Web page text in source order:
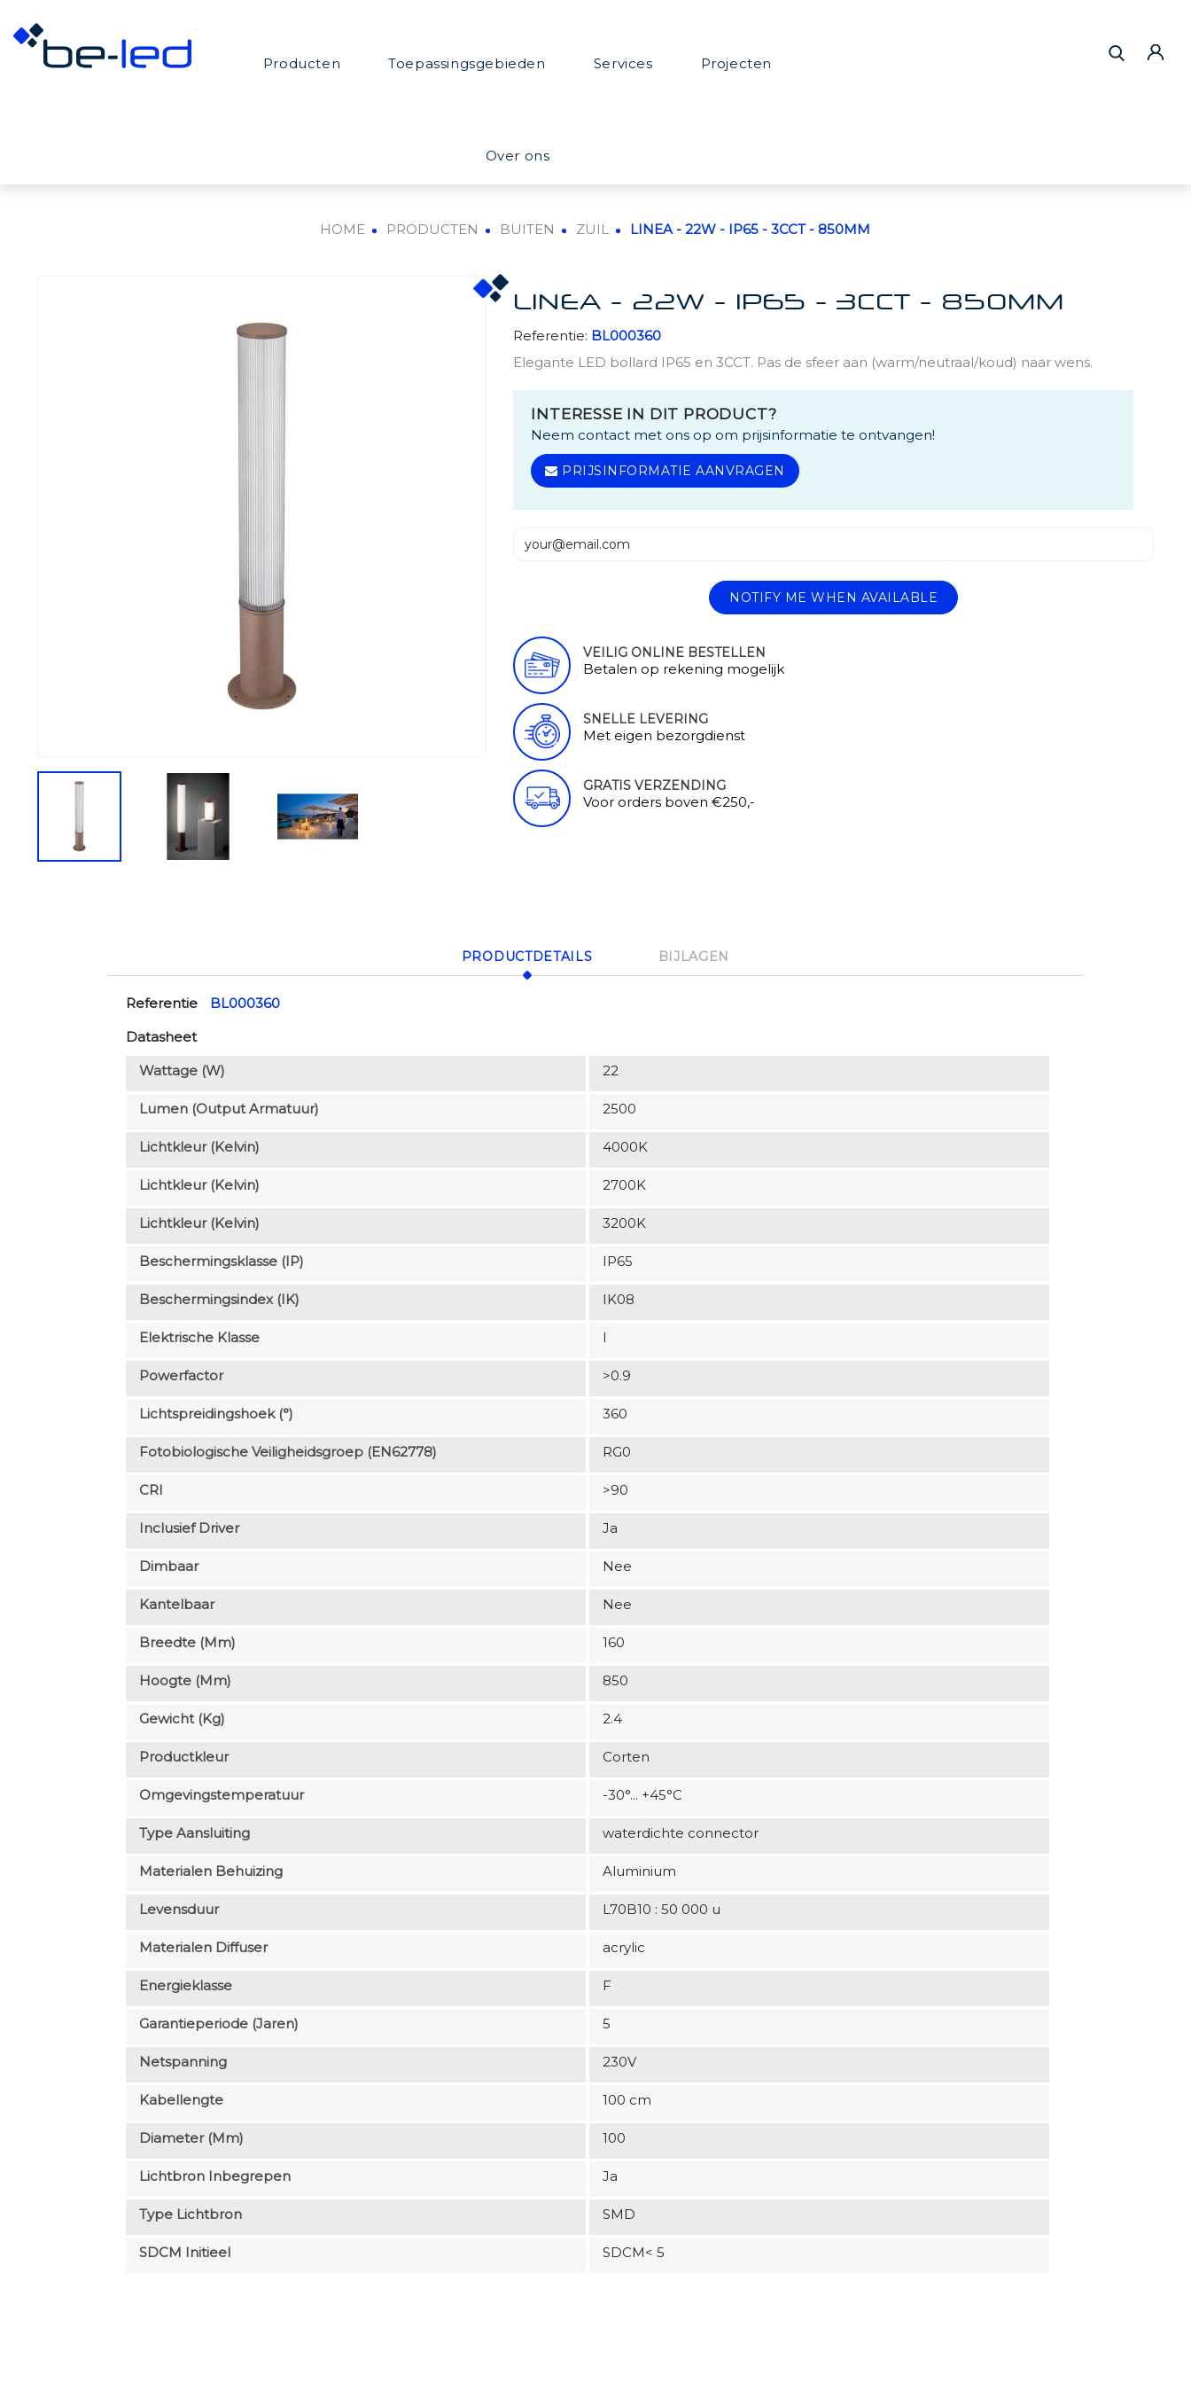
Producten Toepassingsgebieden Services Projecten
Over ons
HOME PRODUCTEN BUITEN ZUIL LINEA - 22W - IP65 - 3CCT - 850MM
LINEA - 22W - IP65 - 3CCT - 850MM
Referentie: BL000360
Elegante LED bollard IP65 en 3CCT. Pas de sfeer aan (warm/neutraal/koud) naar wens.
INTERESSE IN DIT PRODUCT?
Neem contact met ons op om prijsinformatie te ontvangen!
PRIJSINFORMATIE AANVRAGEN
NOTIFY ME WHEN AVAILABLE
VEILIG ONLINE BESTELLEN
Betalen op rekening mogelijk
SNELLE LEVERING
Met eigen bezorgdienst
GRATIS VERZENDING
Voor orders boven €250,-
PRODUCTDETAILS BIJLAGEN
Referentie
BL000360
Datasheet
Wattage (W)
22
Lumen (output Armatuur) 2500
Lichtkleur (Kelvin) 4000K
Lichtkleur (Kelvin) 2700K
Lichtkleur (Kelvin) 3200K
Beschermingsklasse (IP) IP65
Beschermingsindex (IK) IK08
Elektrische Klasse I
Powerfactor >0.9
Lichtspreidingshoek (°) 360
Fotobiologische Veiligheidsgroep (EN62778) RG0
CRI >90
Inclusief Driver Ja
Dimbaar Nee
Kantelbaar Nee
Breedte (mm) 160
Hoogte (mm) 850
Gewicht (kg) 2.4
Productkleur Corten
Omgevingstemperatuur -30°... +45°C
Type Aansluiting waterdichte connector
Materialen Behuizing Aluminium
Levensduur L70B10 : 50 000 u
Materialen Diffuser acrylic
Energieklasse F
Garantieperiode (jaren) 5
Netspanning 230V
Kabellengte 100 cm
Diameter (mm) 100
Lichtbron Inbegrepen Ja
Type Lichtbron SMD
SDCM Initieel SDCM< 5